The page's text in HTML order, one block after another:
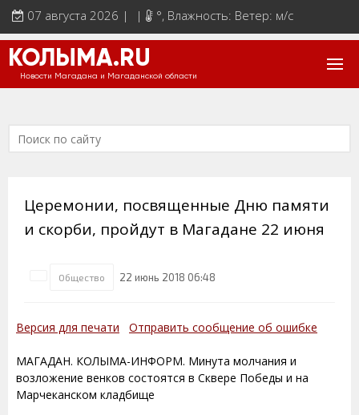
07 августа 2026 | | °, Влажность: Ветер: м/с
КОЛЫМА.RU
Новости Магадана и Магаданской области
Церемонии, посвященные Дню памяти
и скорби, пройдут в Магадане 22 июня
Общество 22 июнь 2018 06:48
Версия для печати Отправить сообщение об ошибке
МАГАДАН. КОЛЫМА-ИНФОРМ. Минута молчания и
возложение венков состоятся в Сквере Победы и на
Марчеканском кладбище